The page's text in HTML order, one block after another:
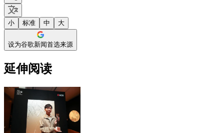
小 标准 中 大
设为谷歌新闻首选来源
延伸阅读